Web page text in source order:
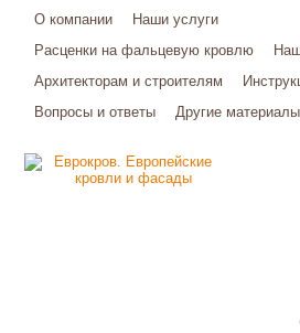
О компании
Наши услуги
Расценки на фальцевую кровлю
Архитекторам и строителям
Вопросы и ответы
Другие материалы